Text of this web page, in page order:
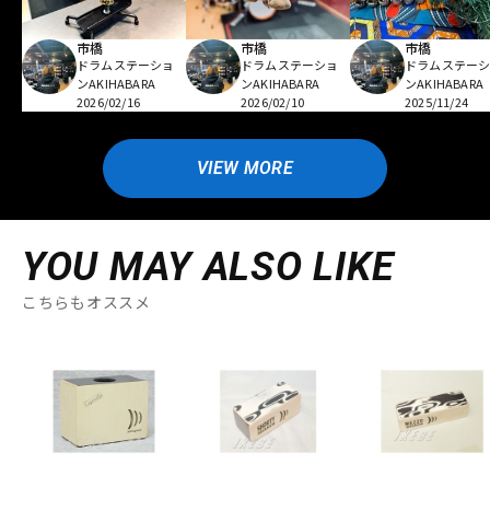
市橋
ドラムステーショ
ンAKIHABARA
2026/02/16
市橋
ドラムステーショ
ンAKIHABARA
2026/02/10
市橋
ドラムステー
ンAKIHABARA
2025/11/24
VIEW MORE
YOU MAY ALSO LIKE
こちらもオススメ